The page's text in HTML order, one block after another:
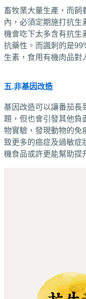
畜牧業大量生產，而飼
內，必須定期施打抗生
機會吃下太多含有抗生
抗藥性。而諷刺的是
生素，食用有機肉品對
五.非基因改造
基因改造可以讓番茄長
題，但也會引發其他負
物實驗，發現動物的免
致更多的癌症及過敏症
機食品或許更能幫助提